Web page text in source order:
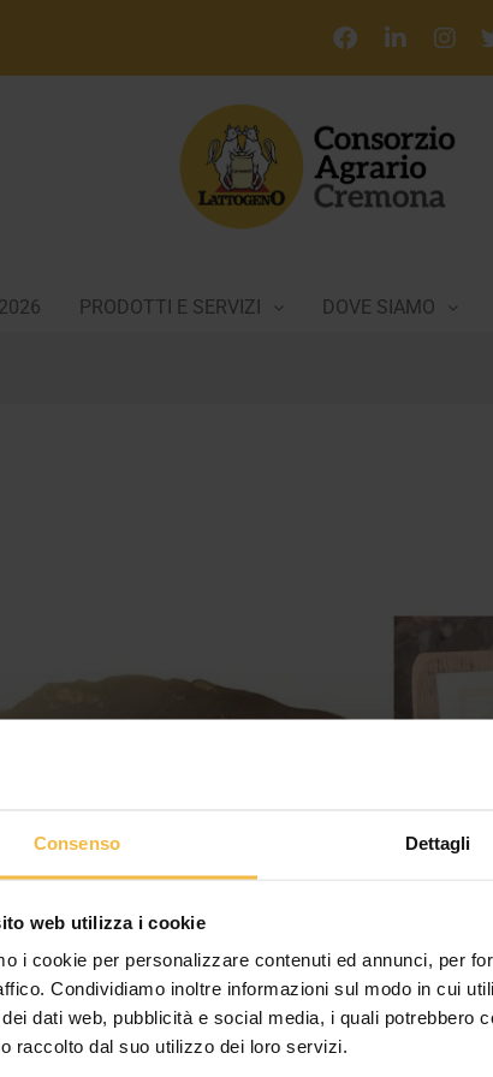
Consenso Dettagli
web utilizza i cookie
i cookie per personalizzare contenuti ed annunci, per
Condividiamo inoltre informazioni sul modo in cui
dati web, pubblicità e social media, i quali potrebbero
raccolto dal suo utilizzo dei loro servizi.
PRODOTTI E SERVIZI DOVE SIAMO